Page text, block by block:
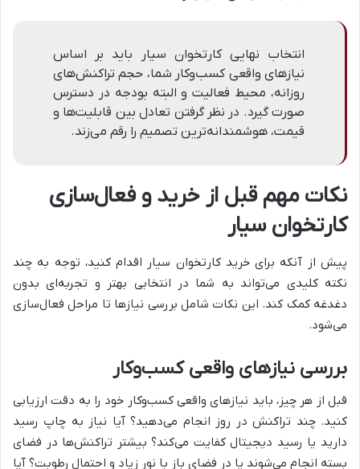
انتخاب نهایی کارتخوان سیار باید بر اساس
نیازهای واقعی کسب‌وکار شما، حجم تراکنش‌های
روزانه، محیط فعالیت و البته بودجه در دسترس
صورت گیرد. در نظر گرفتن تعادل بین قابلیت‌ها و
قیمت، هوشمندانه‌ترین تصمیم را رقم می‌زند.
نکات مهم قبل از خرید و فعال‌سازی
کارتخوان سیار
پیش از آنکه برای خرید کارتخوان سیار اقدام کنید، توجه به چند
نکته کلیدی می‌تواند به شما در انتخابی بهتر و تجربه‌ای بدون
دغدغه کمک کند. این نکات شامل بررسی نیازها تا مراحل فعال‌سازی
می‌شود.
بررسی نیازهای واقعی کسب‌وکار
قبل از هر چیز، باید نیازهای واقعی کسب‌وکار خود را به دقت ارزیابی
کنید. چند تراکنش در روز انجام می‌دهید؟ آیا نیاز به چاپ رسید
دارید یا رسید دیجیتال کفایت می‌کند؟ بیشتر تراکنش‌ها در فضای
بسته انجام می‌شوند یا در فضای باز با نور زیاد و احتمال رطوبت؟ آیا